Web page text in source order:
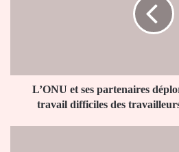
travail
difficilesL’ONU et ses partenaires
travail difficiles des